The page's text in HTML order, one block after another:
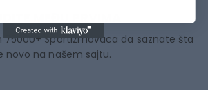
75000+ Sportizmovaca da saznate šta
novo na našem sajtu.